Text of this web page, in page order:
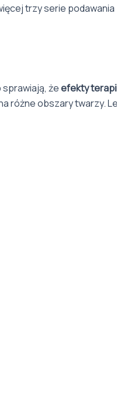
trzy serie
żeefekty
różne obszary twarzy.